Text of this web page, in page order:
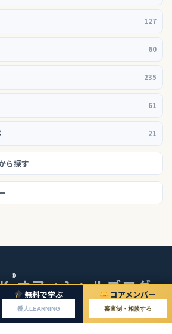
127
60
235
61
21
ら探す
無料で学ぶ
番人LEARNING
コアメンバー
審査制・相談する
®オフィシャルブログ
資家JACKオフィシャルブログ